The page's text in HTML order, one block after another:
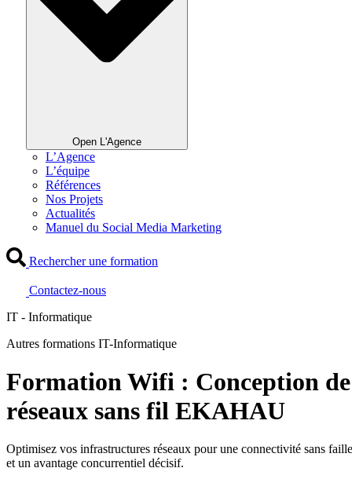
Open L'Agence
L’Agence
L’équipe
Références
Nos Projets
Actualités
Manuel du Social Media Marketing
Rechercher une formation
Contactez-nous
IT - Informatique
Autres formations IT-Informatique
Formation Wifi : Conception de
réseaux sans fil EKAHAU
Optimisez vos infrastructures réseaux pour une connectivité sans faille
et un avantage concurrentiel décisif.